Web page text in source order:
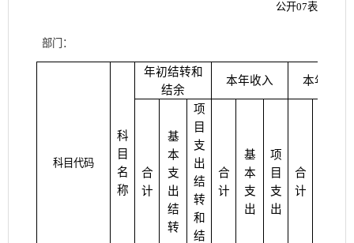
公开07表
部门：
科目代码
科
目
名
称
年初结转和
结余
本年收入 本年支出
合
计
基
本
支
出
结
转
项
目
支
出
结
转
和
结
合
计
基
本
支
出
项
目
支
出
合
计